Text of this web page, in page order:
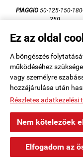
Ez az oldal
A böngészés
működéséhez
vagy személyre
hozzájárulása után
Részletes adatkezelési
Nem kötelezőek
Elfogadom az
PIAGGIO50-125-150-
250
(07-12) / X-MAX 250
DZE
 KOSÁRBA
Tóth Kóspallag
Vásárolt a
16 perccel